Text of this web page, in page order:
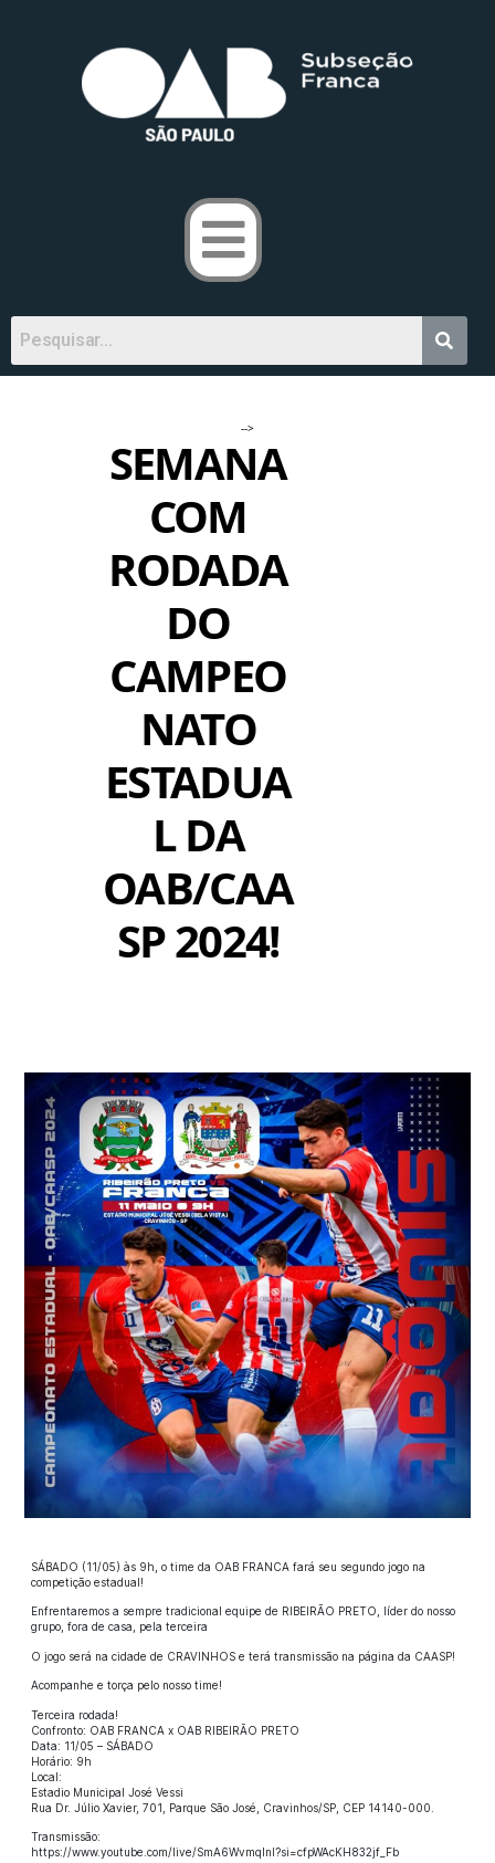
-->
SEMANA
COM
RODADA
DO
CAMPEO
NATO
ESTADUA
L DA
OAB/CAA
SP 2024!
SÁBADO (11/05) às 9h, o time da OAB FRANCA fará seu segundo jogo na
competição estadual!
Enfrentaremos a sempre tradicional equipe de RIBEIRÃO PRETO, líder do nosso
grupo, fora de casa, pela terceira
O jogo será na cidade de CRAVINHOS e terá transmissão na página da CAASP!
Acompanhe e torça pelo nosso time!
Terceira rodada!
Confronto: OAB FRANCA x OAB RIBEIRÃO PRETO
Data: 11/05 – SÁBADO
Horário: 9h
Local:
Estadio Municipal José Vessi
Rua Dr. Júlio Xavier, 701, Parque São José, Cravinhos/SP, CEP 14140-000.
Transmissão:
https://www.youtube.com/live/SmA6WvmqlnI?si=cfpWAcKH832jf_Fb